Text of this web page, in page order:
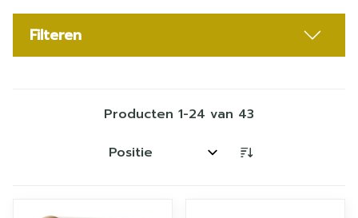
Filteren
Producten 1-24 van 43
Sorteer op: